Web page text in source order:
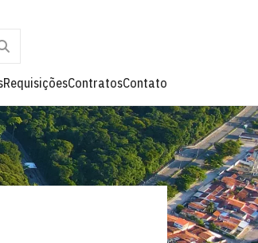
RequisiçõesContratosContato